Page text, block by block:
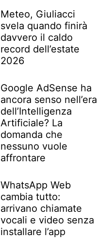
Meteo, Giuliacci
svela quando finirà
davvero il caldo
record dell’estate
2026
Google AdSense ha
ancora senso nell’era
dell’Intelligenza
Artificiale? La
domanda che
nessuno vuole
affrontare
WhatsApp Web
cambia tutto:
arrivano chiamate
vocali e video senza
installare l’app